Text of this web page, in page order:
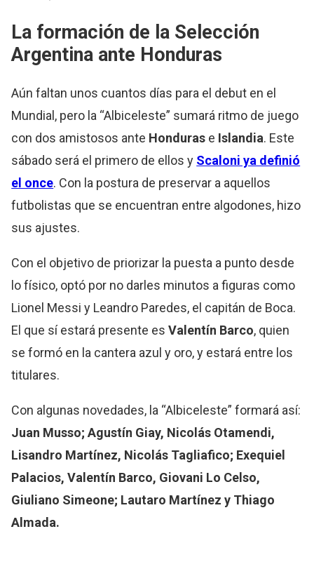
La formación de la Selección
Argentina ante Honduras
Aún faltan unos cuantos días para el debut en el
Mundial, pero la “Albiceleste” sumará ritmo de juego
con dos amistosos ante Honduras e Islandia. Este
sábado será el primero de ellos y Scaloni ya definió
el once. Con la postura de preservar a aquellos
futbolistas que se encuentran entre algodones, hizo
sus ajustes.
Con el objetivo de priorizar la puesta a punto desde
lo físico, optó por no darles minutos a figuras como
Lionel Messi y Leandro Paredes, el capitán de Boca.
El que sí estará presente esValentín Barco, quien
se formó en la cantera azul y oro, y estará entre los
titulares.
Con algunas novedades, la “Albiceleste” formará así:
Juan Musso; Agustín Giay, Nicolás Otamendi,
Lisandro Martínez, Nicolás Tagliafico; Exequiel
Palacios, Valentín Barco, Giovani Lo Celso,
Giuliano Simeone; Lautaro Martínez y Thiago
Almada.